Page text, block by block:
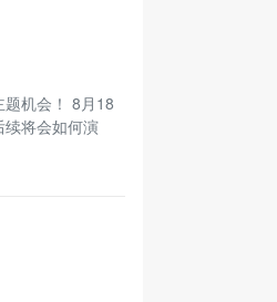
机会！ 8月18
续将会如何演